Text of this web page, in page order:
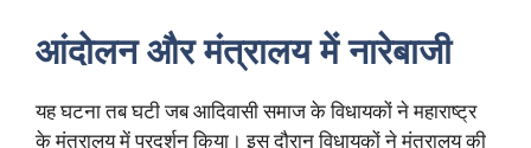
आंदोलन और मंत्रालय में नारेबाजी
यह घटना तब घटी जब आदिवासी समाज के विधायकों ने महाराष्ट्र
के मंत्रालय में प्रदर्शन किया। इस दौरान विधायकों ने मंत्रालय की